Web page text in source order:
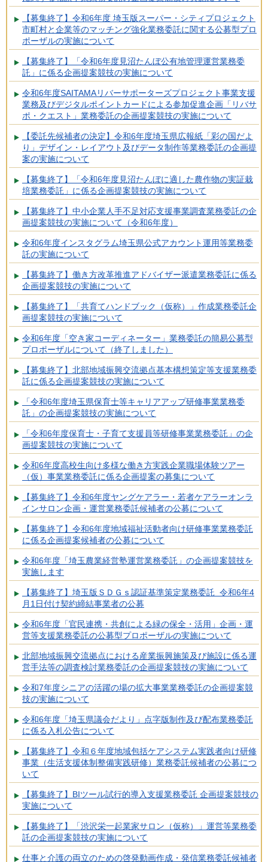
【募集終了】令和6年度 埼玉版スーパー・シティプロジェクト
市町村と企業等のマッチング強化業務委託に関する公募型プロ
ポーザルの実施について
【募集終了】「令和6年度見沼たんぼ公有地管理運営業務委
託」に係る企画提案競技の実施について
令和6年度SAITAMAリバーサポーターズプロジェクト事業支援
業務及びデジタルポイントカードによる参加促進企画「リバサ
ポ・クエスト」業務委託の企画提案競技の実施について
【委託先候補者の決定】令和6年度埼玉県広報紙「彩の国だよ
り」デザイン・レイアウト及びデータ制作等業務委託の企画提
案の実施について
【募集終了】「令和6年度見沼たんぼに適した農作物の実証栽
培業務委託」に係る企画提案競技の実施について
【募集終了】中小企業人手不足対応支援事業調査業務委託の企
画提案競技の実施について（令和6年度）
令和6年度インスタグラム埼玉県公式アカウント運用等業務委
託の実施について
【募集終了】働き方改革推進アドバイザー派遣業務委託に係る
企画提案競技の実施について
【募集終了】「共育てハンドブック（仮称）」作成業務委託企
画提案競技の実施について
令和6年度「空き家コーディネーター」業務委託の簡易公募型
プロポーザルについて（終了しました）
【募集終了】北部地域振興交流拠点基本構想策定等支援業務委
託に係る企画提案競技の実施について
「令和6年度埼玉県保育士等キャリアアップ研修事業業務委
託」の企画提案競技の実施について
「令和6年度保育士・子育て支援員等研修事業業務委託」の企
画提案競技の実施について
令和6年度高校生向け多様な働き方実践企業職場体験ツアー
（仮）事業業務委託に係る企画提案の募集について
【募集終了】令和6年度ヤングケアラー・若者ケアラーオンラ
インサロン企画・運営業務委託候補者の公募について
【募集終了】令和6年度地域福祉活動者向け研修事業業務委託
に係る企画提案候補者の公募について
令和6年度「埼玉農業経営塾運営業務委託」の企画提案競技を
実施します
【募集終了】埼玉版ＳＤＧｓ認証基準策定業務委託 令和6年4
月1日付け契約締結事業者の公募
令和6年度「官民連携・共創による緑の保全・活用」企画・運
営等支援業務委託の公募型プロポーザルの実施について
北部地域振興交流拠点における産業振興施策及び施設に係る運
営手法等の調査検討業務委託の企画提案競技の実施について
令和7年度シニアの活躍の場の拡大事業業務委託の企画提案競
技の実施について
令和6年度「埼玉県議会だより」点字版制作及び配布業務委託
に係る入札公告について
【募集終了】令和６年度地域包括ケアシステム実践者向け研修
事業（生活支援体制整備実践研修）業務委託候補者の公募につ
いて
【募集終了】BIツール試行的導入支援業務委託 企画提案競技の
実施について
【募集終了】「渋沢栄一起業家サロン（仮称）」運営等業務委
託の企画提案競技の実施について
仕事と介護の両立のための啓発動画作成・発信業務委託候補者